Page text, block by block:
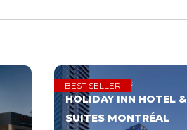
BEST SELLER
Canada, Quebec
HOLIDAY INN HOTEL &
SUITES MONTRÉAL